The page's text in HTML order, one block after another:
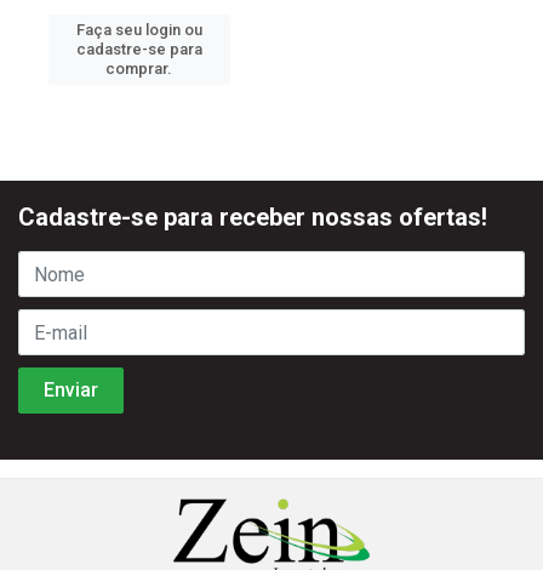
Faça seu login ou
cadastre-se para
comprar.
Cadastre-se para receber nossas ofertas!